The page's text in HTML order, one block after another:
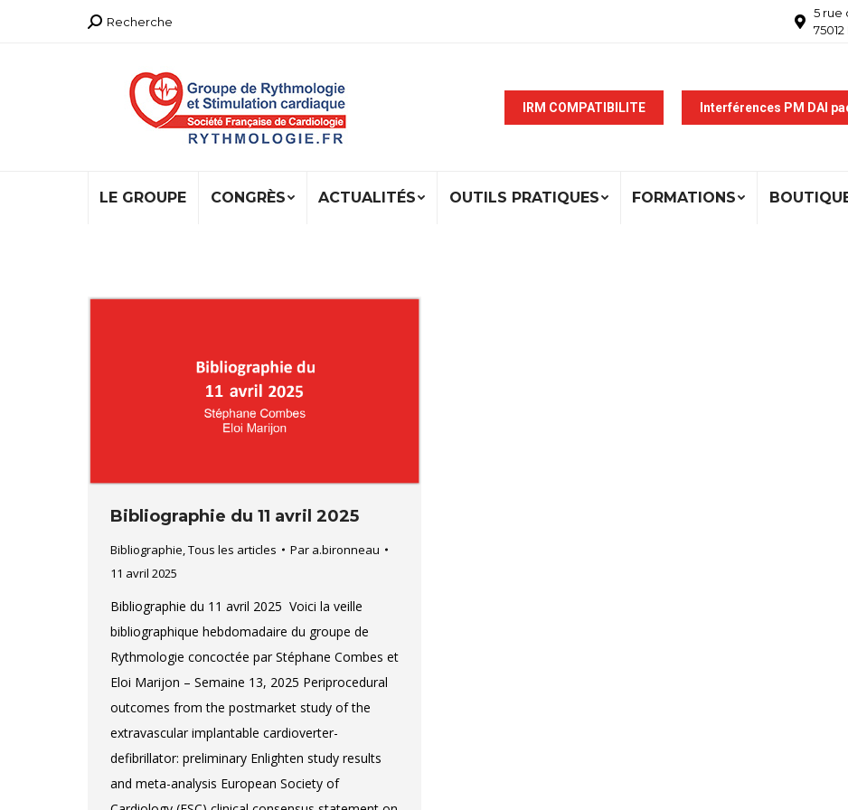
Recherche
Recherche
5 rue
IRM COMPATIBILITE Interférences PM DAI
LE GROUPE CONGRÈS ACTUALITÉS OUTILS PRATIQUES FORMATIONS
Bibliographie du 11 avril 2025
Bibliographie,Tous les articles Par a.bironneau
11 avril 2025
Bibliographie du 11 avril 2025 Voici la veille
bibliographique hebdomadaire du groupe de
Rythmologie concoctée par Stéphane Combes et
Eloi Marijon – Semaine 13, 2025 Periprocedural
outcomes from the postmarket study of the
extravascular implantable cardioverter-
defibrillator: preliminary Enlighten study results
and meta-analysis European Society of